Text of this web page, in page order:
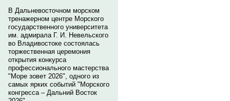
В Дальневосточном морском
тренажерном центре Морского
государственного университета
им. адмирала Г. И. Невельского
во Владивостоке состоялась
торжественная церемония
открытия конкурса
профессионального мастерства
"Море зовет 2026", одного из
самых ярких событий "Морского
конгресса – Дальний Восток